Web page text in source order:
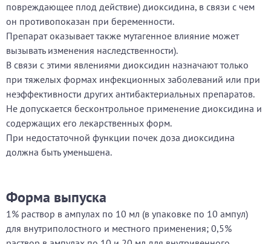
повреждающее плод действие) диоксидина, в связи с чем
он противопоказан при беременности.
Препарат оказывает также мутагенное влияние может
вызывать изменения наследственности).
В связи с этими явлениями диоксидин назначают только
при тяжелых формах инфекционных заболеваний или при
неэффективности других антибактериальных препаратов.
Не допускается бесконтрольное применение диоксидина и
содержащих его лекарственных форм.
При недостаточной функции почек доза диоксидина
должна быть уменьшена.
Форма выпуска
1% раствор в ампулах по 10 мл (в упаковке по 10 ампул)
для внутриполостного и местного применения; 0,5%